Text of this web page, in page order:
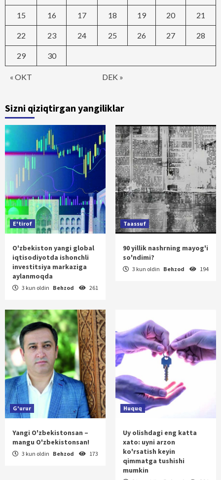
« OKT DEK »
15 16 17 18 19 20 21
22 23 24 25 26 27 28
29 30
Sizni qiziqtirgan yangiliklar
E'tirof
O'zbekiston yangi global
iqtisodiyotda ishonchli
investitsiya markaziga
aylanmoqda
3 kun oldin Behzod 261
Taassuf
90 yillik nashrning mayog'i
so'ndimi?
3 kun oldin Behzod 194
G'urur
Yangi O'zbekistonsan –
mangu O'zbekistonsan!
3 kun oldin Behzod 173
Huquq
Uy olishdagi eng katta
xato: uyni arzon
ko'rsatish keyin
qimmatga tushishi
mumkin